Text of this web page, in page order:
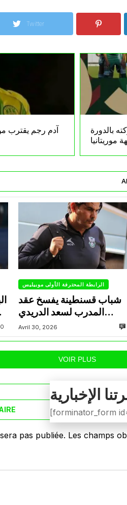
Twitter
آدم رجم يقترب
مشاركته بالدورة
موريتانيا
0
الرابطة المحترفة الأولى موبيليس
شباب قسنطينة يفسخ عقد
المدرب لسعد الدريدي
بالتراضي
Avril 30, 2026
VOIR PLUS
pas publiée. Les champs
[forminator_form